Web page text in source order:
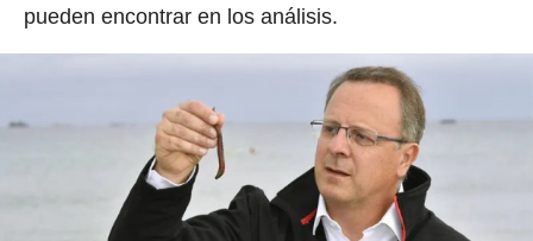
pueden encontrar en los análisis.